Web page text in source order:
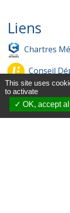
Liens
Chartres
Conseil
Préfecture
Filibus
This site uses
to activate
OK, accept all